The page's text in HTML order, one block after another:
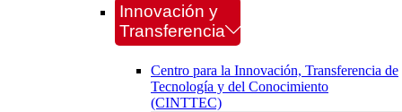
Innovación y
Transferencia
Centro para la Innovación, Transferencia de
Tecnología y del Conocimiento
(CINTTEC)